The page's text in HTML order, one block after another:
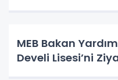
MEB Bakan
Develi Lisesi’ni